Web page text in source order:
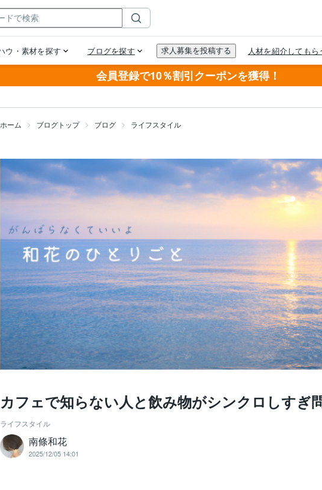
会員登録で10％割引クーポンを獲得！
ホーム ブログトップ ブログ ライフスタイル
カフェで知らない人と飲み物がシンクロしすぎ
ライフスタイル
南條和花
2025/12/05 14:01